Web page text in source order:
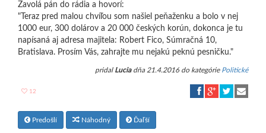
Zavolá pán do rádia a hovorí:
"Teraz pred malou chvíľou som našiel peňaženku a bolo v nej
1000 eur, 300 dolárov a 20 000 českých korún, dokonca je tu
napísaná aj adresa majitela: Robert Fico, Súmračná 10,
Bratislava. Prosím Vás, zahrajte mu nejakú peknú pesničku."
pridal Luciadňa 21.4.2016 do kategórie Politické
12
Predošlí Náhodný Ďaľší